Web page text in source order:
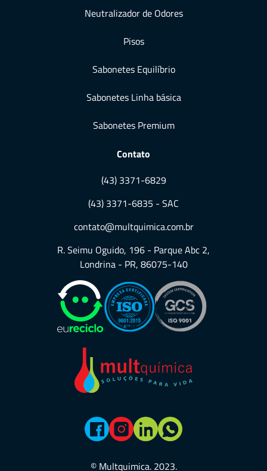
Neutralizador de Odores
Pisos
Sabonetes Equilíbrio
Sabonetes Linha básica
Sabonetes Premium
Contato
(43) 3371-6829
(43) 3371-6835 - SAC
contato@multquimica.com.br
R. Seimu Oguido, 196 - Parque Abc 2,
Londrina - PR, 86075-140
© Multquimica. 2023.